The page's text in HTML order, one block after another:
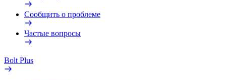
Сообщить о проблеме
Частые вопросы
Bolt Plus